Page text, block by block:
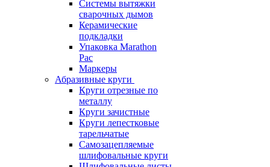
Системы вытяжки
сварочных дымов
Керамические
подкладки
Упаковка Marathon
Pac
Маркеры
Абразивные круги
Круги отрезные по
металлу
Круги зачистные
Круги лепестковые
тарельчатые
Самозацепляемые
шлифовальные круги